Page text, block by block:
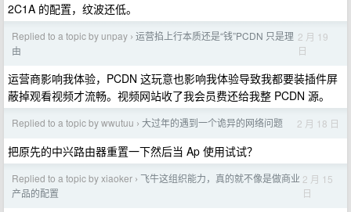
2C1A 的配置，纹波还低。
Replied to a topic by unpay › 运营掐上行本质还是“钱”PCDN 只是理
由
2 月 19
日
运营商影响我体验，PCDN 这玩意也影响我体验导致我都要装插件屏
蔽掉观看视频才流畅。视频网站收了我会员费还给我整 PCDN 源。
Replied to a topic by wwutuu › 大过年的遇到一个诡异的网络问题 2 月 18 日
把原先的中兴路由器重置一下然后当 Ap 使用试试？
Replied to a topic by xiaoker › 飞牛这组织能力，真的就不像是做商业
产品的配置
2 月 15
日